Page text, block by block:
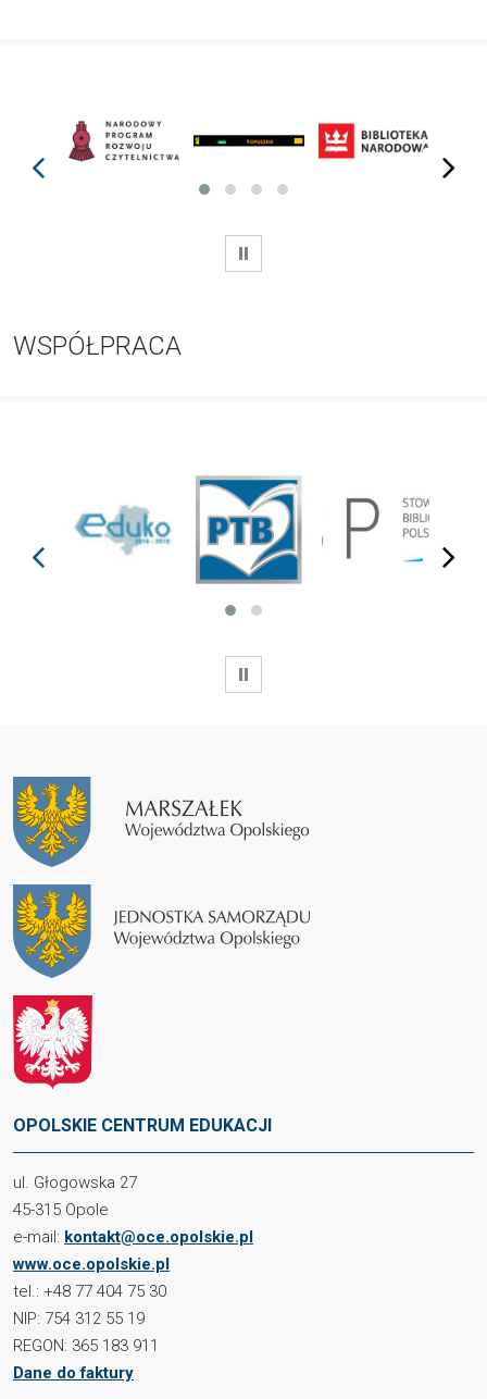
prev next
WSTRZYMAJ
WSPÓŁPRACA
prev next
WSTRZYMAJ
OPOLSKIE CENTRUM EDUKACJI
ul. Głogowska 27
45-315 Opole
e-mail: kontakt@oce.opolskie.pl
www.oce.opolskie.pl
tel.: +48 77 404 75 30
NIP: 754 312 55 19
REGON: 365 183 911
Dane do faktury